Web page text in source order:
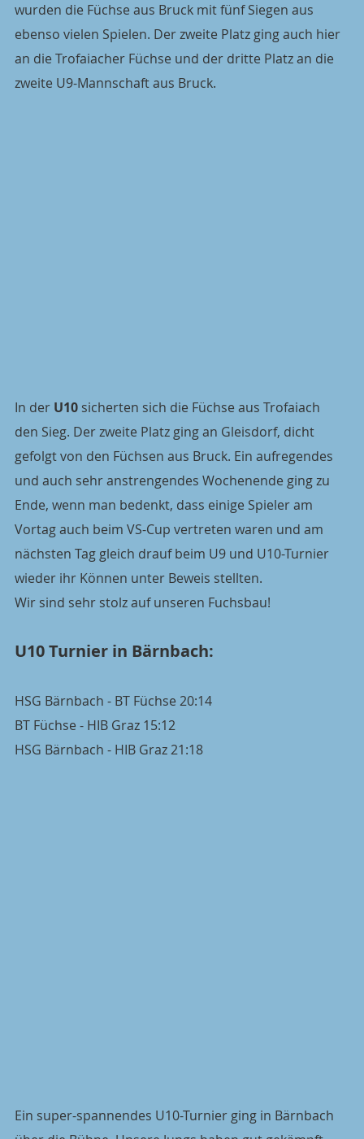
wurden die Füchse aus Bruck mit fünf Siegen aus
ebenso vielen Spielen. Der zweite Platz ging auch hier
an die Trofaiacher Füchse und der dritte Platz an die
zweite U9-Mannschaft aus Bruck.
In der U10 sicherten sich die Füchse aus Trofaiach
den Sieg. Der zweite Platz ging an Gleisdorf, dicht
gefolgt von den Füchsen aus Bruck. Ein aufregendes
und auch sehr anstrengendes Wochenende ging zu
Ende, wenn man bedenkt, dass einige Spieler am
Vortag auch beim VS-Cup vertreten waren und am
nächsten Tag gleich drauf beim U9 und U10-Turnier
wieder ihr Können unter Beweis stellten.
Wir sind sehr stolz auf unseren Fuchsbau!
U10 Turnier in Bärnbach:
HSG Bärnbach - BT Füchse 20:14
BT Füchse - HIB Graz 15:12
HSG Bärnbach - HIB Graz 21:18
Ein super-spannendes U10-Turnier ging in Bärnbach